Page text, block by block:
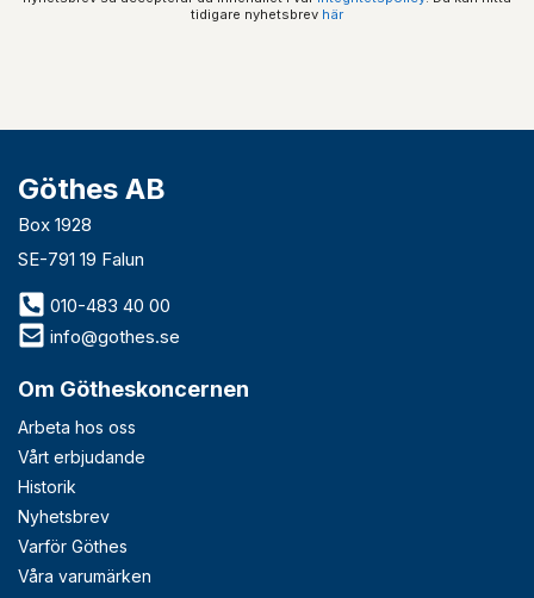
tidigare nyhetsbrev här
Göthes AB
Box 1928
SE-791 19 Falun
010-483 40 00
info@gothes.se
Om Götheskoncernen
Arbeta hos oss
Vårt erbjudande
Historik
Nyhetsbrev
Varför Göthes
Våra varumärken